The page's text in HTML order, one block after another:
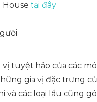
House tại đây
vị tuyệt hảo của các
gia vị đặc trưng
và các loại lẩu cũng